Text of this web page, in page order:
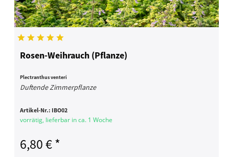
Rosen-Weihrauch (Pflanze)
Plectranthus venteri
Duftende Zimmerpflanze
Artikel-Nr.: IBO02
vorrätig, lieferbar in ca. 1 Woche
6,80 € *